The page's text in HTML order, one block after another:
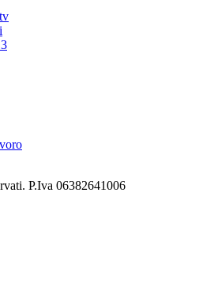
P.Iva 06382641006